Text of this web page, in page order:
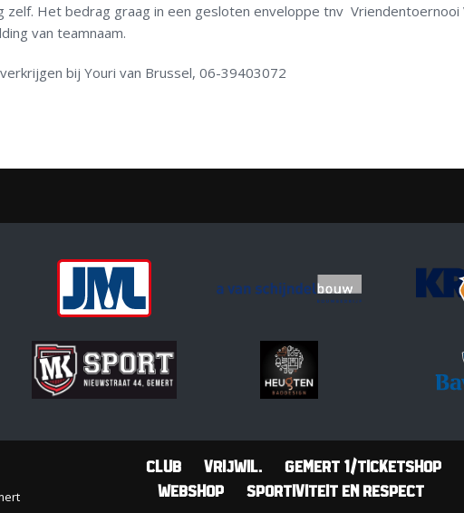
zelf. Het bedrag graag in een gesloten enveloppe tnv Vriendentoernooi
van teamnaam.
bij Youri van Brussel, 06-39403072
Club Vrijwil. Gemert 1/Ticketshop
Webshop
Sportiviteit en Respect